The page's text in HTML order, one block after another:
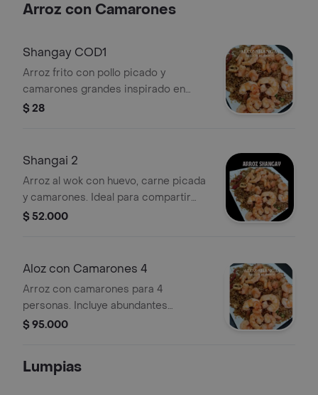
Arroz con Camarones
Shangay COD1
Arroz frito con pollo picado y
camarones grandes inspirado en
raíces chinas
$ 28
Shangai 2
Arroz al wok con huevo, carne picada
y camarones. Ideal para compartir
entre 2 a 4 personas.
$ 52.000
Aloz con Camarones 4
Arroz con camarones para 4
personas. Incluye abundantes
camarones.
$ 95.000
Lumpias